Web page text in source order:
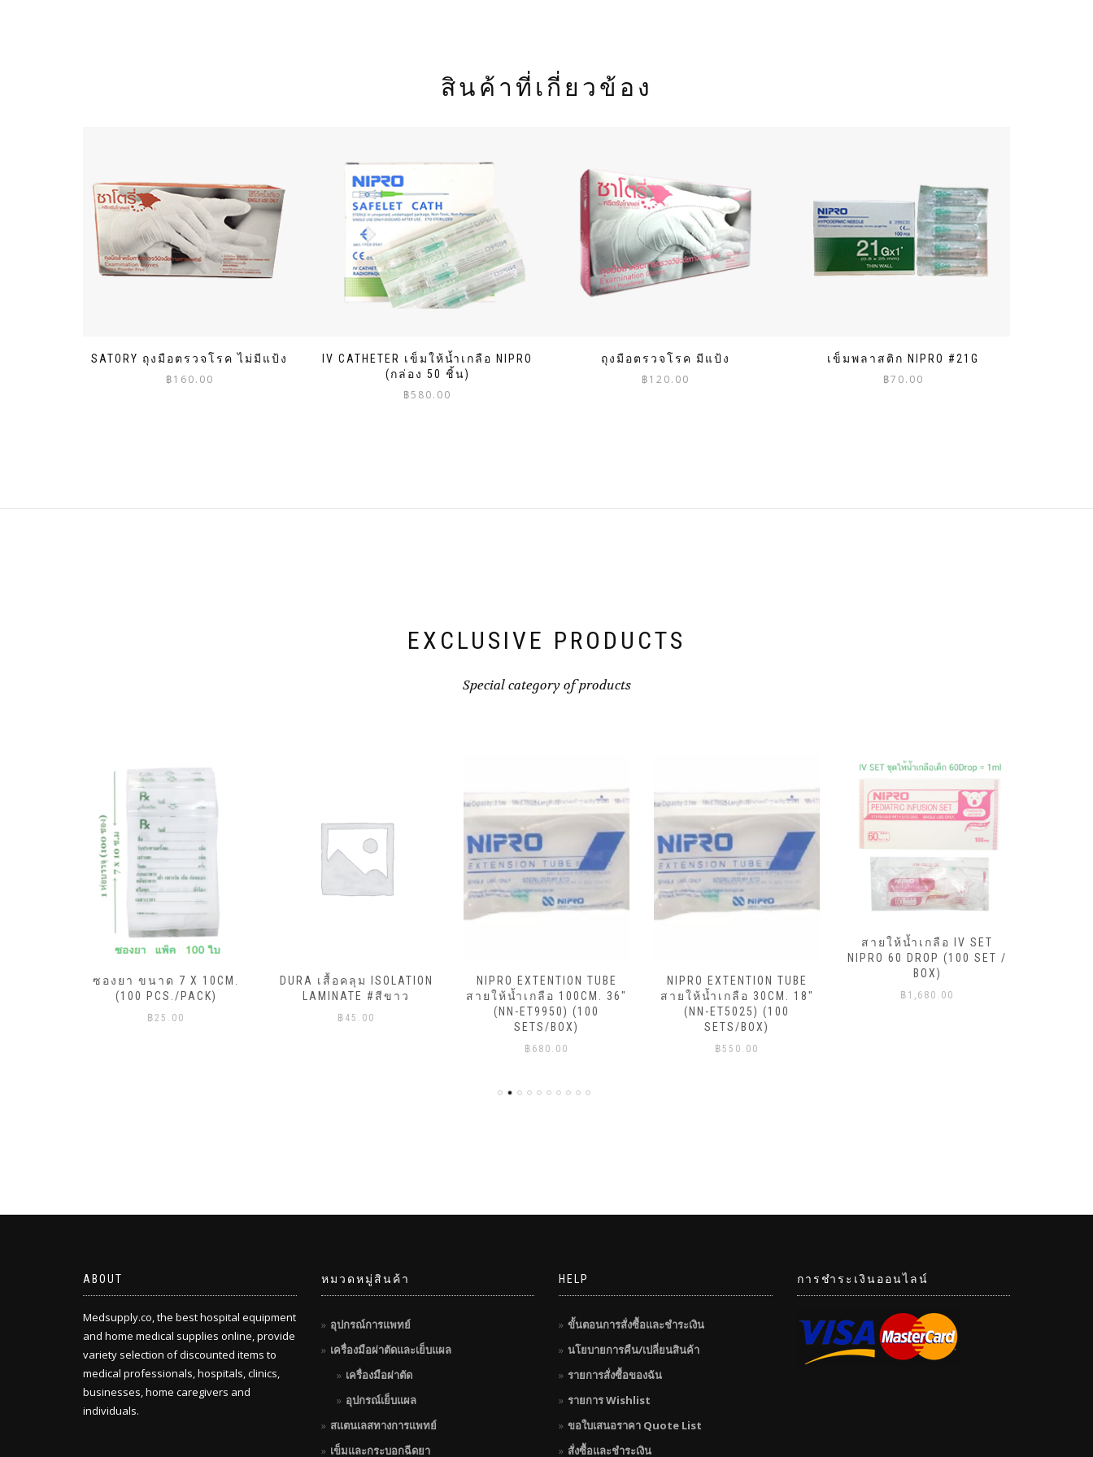
สินค้าที่เกี่ยวข้อง
SATORY ถุงมือตรวจโรค ไม่มีแป้ง
฿160.00
IV CATHETER เข็มให้น้ำเกลือ NIPRO
(กล่อง 50 ชิ้น)
฿580.00
ถุงมือตรวจโรค มีแป้ง
฿120.00
เข็มพลาสติก NIPRO #21G
฿70.00
EXCLUSIVE PRODUCTS
Special category of products
ซองยา ขนาด 7 X 10CM.
(100 PCS./PACK)
฿25.00
DURA เสื้อคลุม ISOLATION
LAMINATE #สีขาว
฿ 45.00
NIPRO EXTENTION TUBE
สายให้น้ำเกลือ 100CM. 36″
(NN-ET9950) (100
SETS/BOX)
฿ 680.00
NIPRO EXTENTION TUBE
สายให้น้ำเกลือ 30CM. 18″
(NN-ET5025) (100
SETS/BOX)
฿550.00
สายให้น้ำเกลือ IV SET
NIPRO 60 DROP (100 SET /
BOX)
฿ 1,680.00
ABOUT
Medsupply.co, the best hospital equipment
and home medical supplies online, provide
variety selection of discounted items to
medical professionals, hospitals, clinics,
businesses, home caregivers and
individuals.
หมวดหมู่สินค้า
อุปกรณ์การแพทย์
เครื่องมือผ่าตัดและเย็บแผล
เครื่องมือผ่าตัด
อุปกรณ์เย็บแผล
สแตนเลสทางการแพทย์
เข็มและกระบอกฉีดยา
HELP
ขั้นตอนการสั่งซื้อและชำระเงิน
นโยบายการคืน/เปลี่ยนสินค้า
รายการสั่งซื้อของฉัน
รายการ Wishlist
ขอใบเสนอราคา Quote List
สั่งซื้อและชำระเงิน
การชำระเงินออนไลน์